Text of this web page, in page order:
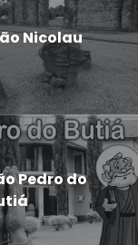
Nicolau
Pedro do